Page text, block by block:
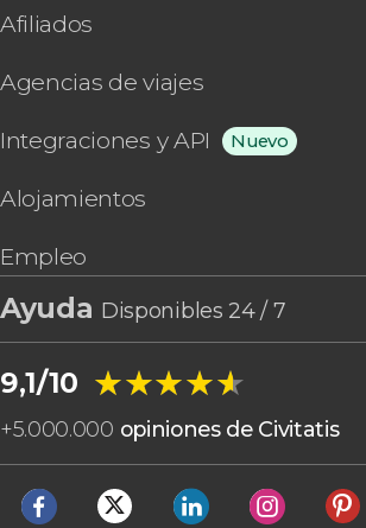
Afiliados
Agencias de viajes
Integraciones y API Nuevo
Alojamientos
Empleo
Ayuda Disponibles 24 / 7
9,1/10 ★★★★★
★★★★★
+5.000.000 opiniones de Civitatis